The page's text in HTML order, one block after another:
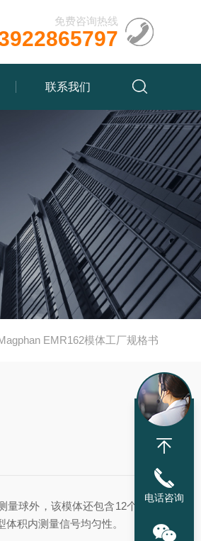
免费咨询热线
联系我们
EMR162模体工厂规格书
量球外，该模体还包含12个充满
积内测量信号均匀性。
电话咨询